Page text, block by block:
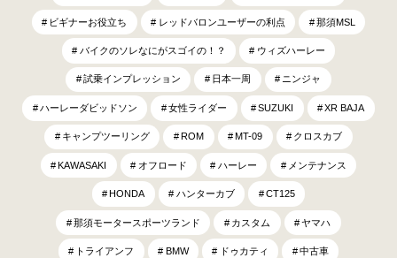
ビギナーお役立ち レッドバロンユーザーの利点 那須MSL
バイクのソレなにがスゴイの！？ ウィズハーレー
試乗インプレッション 日本一周 ニンジャ
ハーレーダビッドソン 女性ライダー SUZUKI XR BAJA
キャンプツーリング ROM MT-09 クロスカブ
KAWASAKI オフロード ハーレー メンテナンス
HONDA ハンターカブ CT125
那須モータースポーツランド カスタム ヤマハ
トライアンフ BMW ドゥカティ 中古車